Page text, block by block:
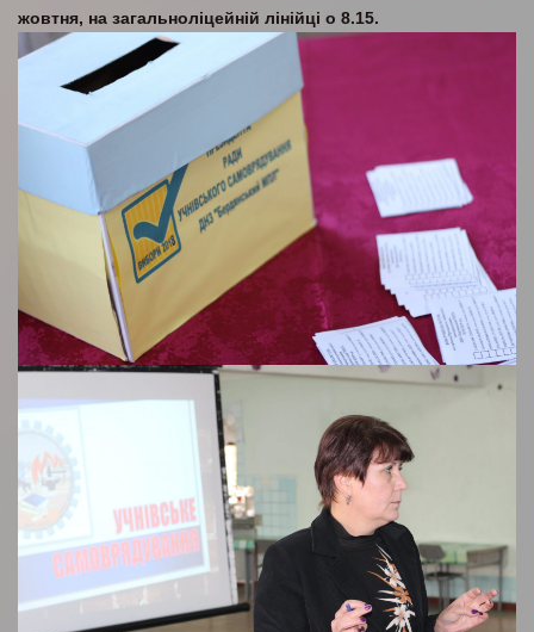
жовтня, на загальноліцейній лінійці о 8.15.